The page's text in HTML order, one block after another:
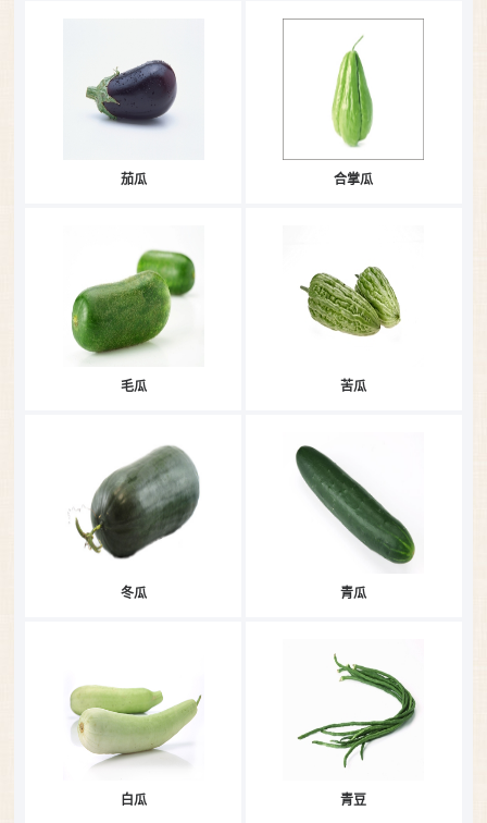
茄瓜 合掌瓜
毛瓜 苦瓜
冬瓜 青瓜
白瓜 青豆